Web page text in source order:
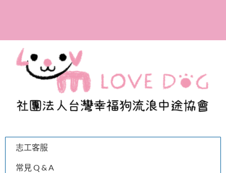
參與助養計畫，成為幸福
狗協會的愛媽愛爸！
志工客服
常見 Q & A